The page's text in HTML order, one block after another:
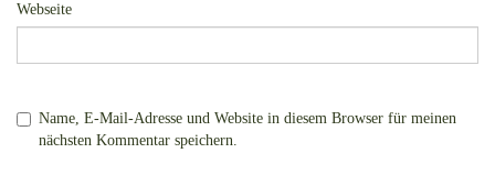
Webseite
Name, E-Mail-Adresse und Website in diesem Browser für meinen
nächsten Kommentar speichern.